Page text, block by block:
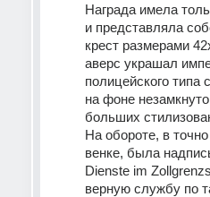
Награда имела
и представляла
крест размерами
аверс украшал
полицейского типа
на фоне
больших
На обороте, в
венке, была
Dienste im
верную службу по